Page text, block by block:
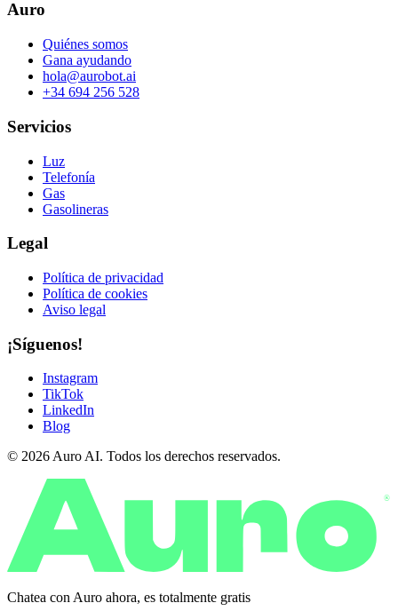
Auro
Quiénes somos
Gana ayudando
hola@aurobot.ai
+34 694 256 528
Servicios
Luz
Telefonía
Gas
Gasolineras
Legal
Política de privacidad
Política de cookies
Aviso legal
¡Síguenos!
Instagram
TikTok
LinkedIn
Blog
© 2026 Auro AI. Todos los derechos reservados.
®
Chatea con Auro ahora, es totalmente gratis